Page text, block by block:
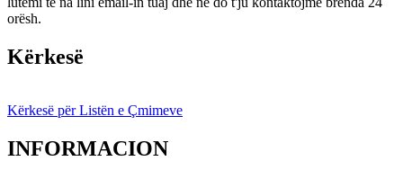
orësh.
Kërkesë
Kërkesë për Listën e Çmimeve
INFORMACION